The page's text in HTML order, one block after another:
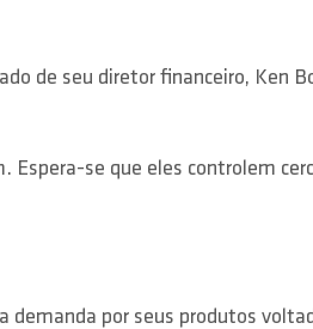
de seu diretor financeiro, Ken
Espera-se que eles controlem
demanda por seus produtos